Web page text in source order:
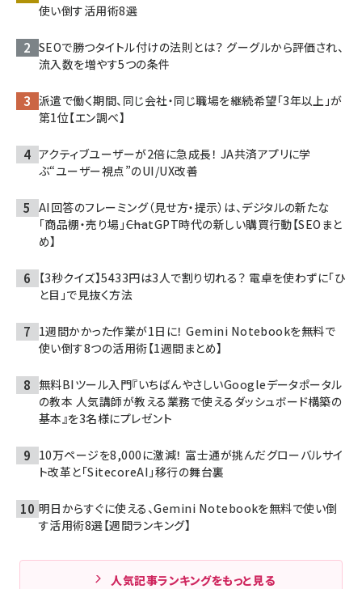
使い倒す活用術8選
SEOで勝つタイトル付けの法則とは？ グーグルから評価され、
流入数を増やす5つの条件
派遣で働く期間、同じ会社・同じ職場を継続希望「3年以上」が
第1位【エン調べ】
アクティブユーザーが2倍に急成長！ JA共済アプリに学
ぶ“ユーザー視点”のUI/UX改善
AI回答のフレーミング（見せ方・提示）は、デジタルの新たな
「商品棚・売り場」――ChatGPT時代の新しい購買行動【SEOまと
め】
【3秒クイズ】5433円は3人で割り切れる？ 電卓を使わずに「ひ
と目」で見抜く方法
1週間かかった作業が1日に！ Gemini Notebookを無料で
使い倒す8つの活用術【1週間まとめ】
無料BIツール入門『いちばんやさしいGoogleデータポータル
の教本 人気講師が教える業務で使えるダッシュボード構築の
基本』を3名様にプレゼント
10万ページを8,000に激減！ 富士通が挑んだグローバルサイ
ト改革と「SitecoreAI」移行の舞台裏
明日からすぐに使える、Gemini Notebookを無料で使い倒
す活用術8選【週間ランキング】
人気記事ランキングをもっと見る